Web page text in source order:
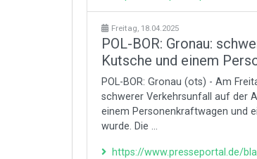
Freitag, 18.04.2025
POL-BOR: Gronau:
Kutsche und einem
POL-BOR: Gronau (ots) - Am
schwerer Verkehrsunfall auf der
einem Personenkraftwagen und
wurde. Die ...
https://www.presseportal.de/